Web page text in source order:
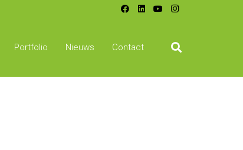
Portfolio Nieuws Contact